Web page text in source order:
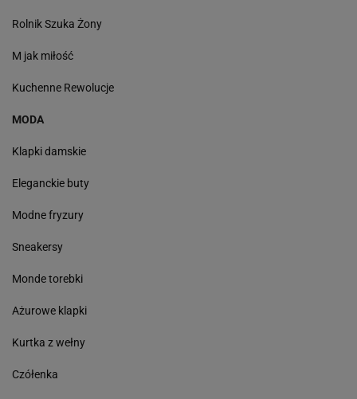
Rolnik Szuka Żony
M jak miłość
Kuchenne Rewolucje
MODA
Klapki damskie
Eleganckie buty
Modne fryzury
Sneakersy
Monde torebki
Ażurowe klapki
Kurtka z wełny
Czółenka